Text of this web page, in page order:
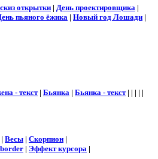
открытки | День проектировщика |
пьяного ёжика | Новый год Лошади |
- текст| Бьянка | Бьянка - текст| | | | |
| Весы | Скорпион |
| Эффект курсора |